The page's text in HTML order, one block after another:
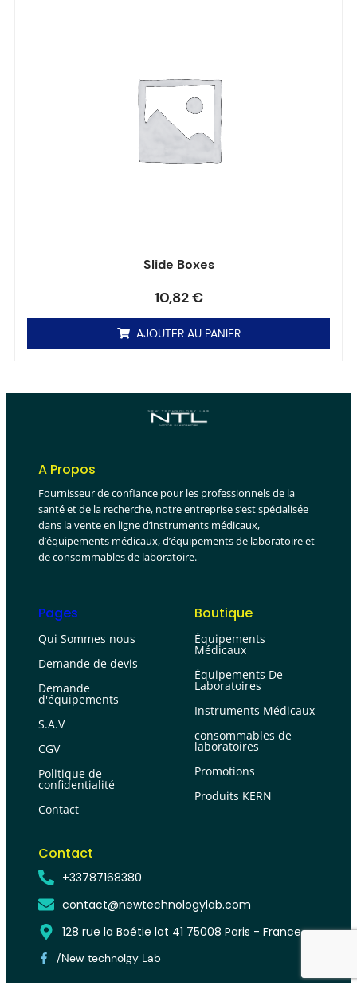
Slide Boxes
10,82€
AJOUTER AU PANIER
A Propos
Fournisseur de confiance pour les professionnels de la
santé et de la recherche, notre entreprise s’est spécialisée
dans la vente en ligne d’instruments médicaux,
d’équipements médicaux, d’équipements de laboratoire et
de consommables de laboratoire.
Pages
Qui Sommes nous
Demande de devis
Demande
d'équipements
S.A.V
CGV
Politique de
confidentialité
Contact
Boutique
Équipements
Médicaux
Équipements De
Laboratoires
Instruments Médicaux
consommables de
laboratoires
Promotions
Produits KERN
Contact
+33787168380
contact@newtechnologylab.com
128 rue la Boétie lot 41 75008 Paris - France
/New technolgy Lab